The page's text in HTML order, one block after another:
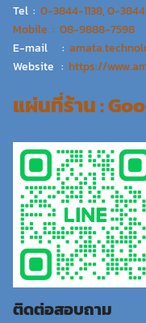
Tel : 0-3844-1138, 0-
Mobile : 08-9888-7598
E-mail :
Website : https://
แผ่นที่ร้าน :
ติดต่อสอบถาม